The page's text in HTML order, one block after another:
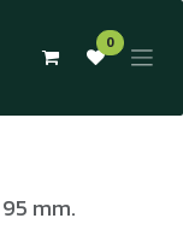
0
mm.